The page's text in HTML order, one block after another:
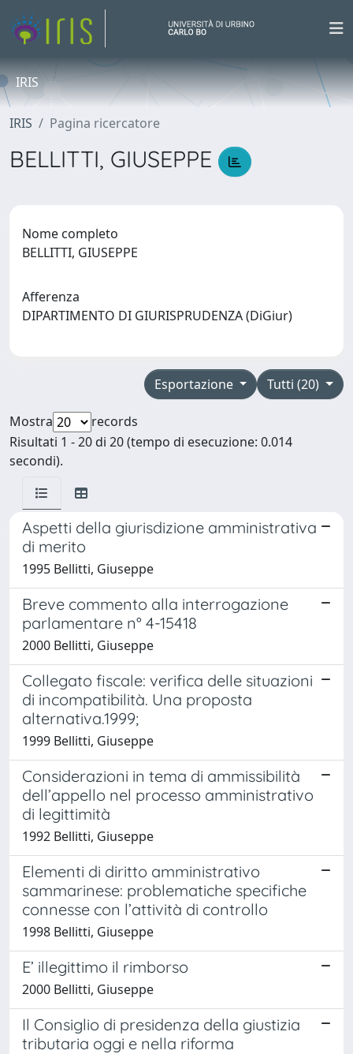
IRIS
IRIS Pagina ricercatore
BELLITTI, GIUSEPPE
Nome completo
BELLITTI, GIUSEPPE
Afferenza
DIPARTIMENTO DI GIURISPRUDENZA (DiGiur)
Tutti (20)
Esportazione
Mostra
records
Risultati 1 - 20 di 20 (tempo di esecuzione: 0.014
secondi).
Aspetti della giurisdizione amministrativa
di merito
1995 Bellitti, Giuseppe
Breve commento alla interrogazione
parlamentare n° 4-15418
2000 Bellitti, Giuseppe
Collegato fiscale: verifica delle situazioni
di incompatibilità. Una proposta
alternativa.1999;
1999 Bellitti, Giuseppe
Considerazioni in tema di ammissibilità
dell’appello nel processo amministrativo
di legittimità
1992 Bellitti, Giuseppe
Elementi di diritto amministrativo
sammarinese: problematiche specifiche
connesse con l’attività di controllo
1998 Bellitti, Giuseppe
E’ illegittimo il rimborso
2000 Bellitti, Giuseppe
Il Consiglio di presidenza della giustizia
tributaria oggi e nella riforma